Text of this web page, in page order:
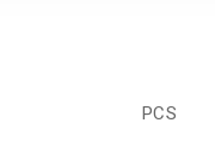
PCS